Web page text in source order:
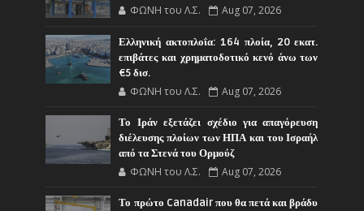
ΦΩΝΗ του Λ.Σ. Aug 07, 2026
Ελληνική ακτοπλοΐα: 164 πλοία, 20 εκατ.
επιβάτες και χρηματοδοτικό κενό άνω των
€5 δισ.
ΦΩΝΗ του Λ.Σ. Aug 07, 2026
Το Ιράν εξετάζει σχέδιο για απαγόρευση
διέλευσης πλοίων των ΗΠΑ και του Ισραήλ
από τα Στενά του Ορμούζ
ΦΩΝΗ του Λ.Σ. Aug 07, 2026
Το πρώτο Canadair που θα πετά και βράδυ